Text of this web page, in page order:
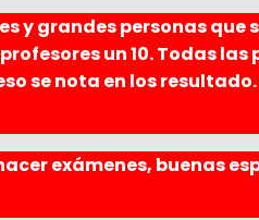
y grandes personas que
un 10. Todas
se nota en los resultado.
exámenes, buenas